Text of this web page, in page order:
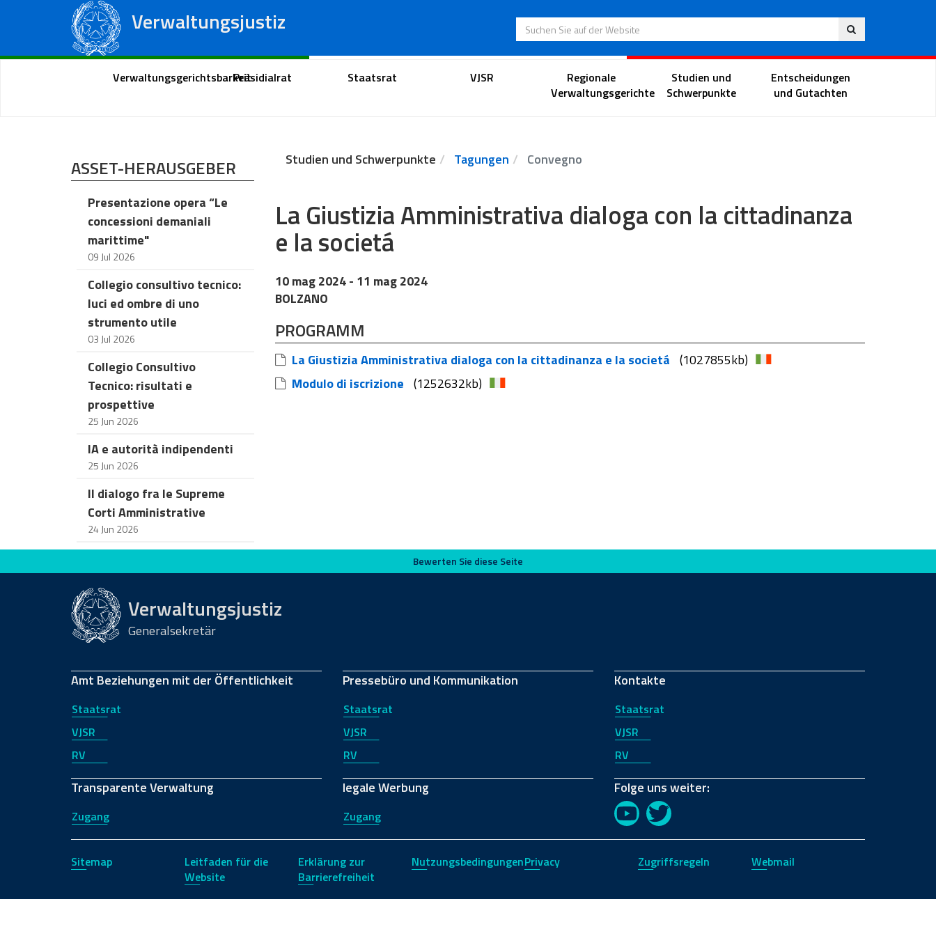
Verwaltungsjustiz
Regionale Verwaltungsgerichte
Deu
Suchen Sie auf der Website
Portal des Bürgers Anwaltsportal Richterportal
VerwaltungsgerichtsbarkeitPräsidialrat Staatsrat VJSR
Regionale
Verwaltungsgerichte
Studien und
Schwerpunkte
Entscheidungen
und Gutachten
ASSET-HERAUSGEBER
Presentazione opera “Le
concessioni demaniali
marittime"
09 Jul 2026
Collegio consultivo tecnico:
luci ed ombre di uno
strumento utile
03 Jul 2026
Collegio Consultivo
Tecnico: risultati e
prospettive
25 Jun 2026
IA e autorità indipendenti
25 Jun 2026
Il dialogo fra le Supreme
Corti Amministrative
24 Jun 2026
Studien und Schwerpunkte Tagungen Convegno
La Giustizia Amministrativa dialoga con la cittadinanza
e la societá
10 mag 2024 - 11 mag 2024
BOLZANO
PROGRAMM
La Giustizia Amministrativa dialoga con la cittadinanza e la societá (1027855kb)
Modulo di iscrizione (1252632kb)
Bewerten Sie diese Seite Bewerten Sie diese Seite
Verwaltungsjustiz
Generalsekretär
Amt Beziehungen mit der Öffentlichkeit
Staatsrat
VJSR
RV
Transparente Verwaltung
Zugang
Pressebüro und Kommunikation
Staatsrat
VJSR
RV
legale Werbung
Zugang
Kontakte
Staatsrat
VJSR
RV
Folge uns weiter:
YouTubeTwitter
Sitemap
Leitfaden für die
Website
Erklärung zur
Barrierefreiheit
NutzungsbedingungenPrivacy Zugriffsregeln Webmail